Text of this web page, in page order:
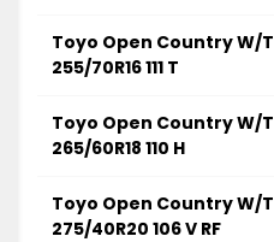
Toyo Open Country W/T
255/70R16 111 T
Toyo Open Country W/T
265/60R18 110 H
Toyo Open Country W/T
275/40R20 106 V RF